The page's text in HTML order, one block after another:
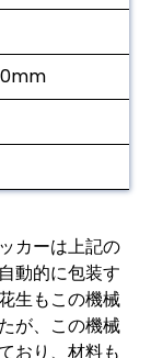
カーは上記の
動的に包装す
生もこの機械
が、この機械
おり、材料も